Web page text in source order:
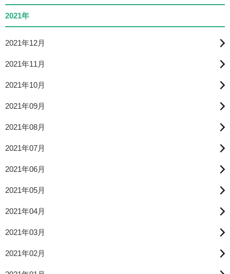
2021年
2021年12月
2021年11月
2021年10月
2021年09月
2021年08月
2021年07月
2021年06月
2021年05月
2021年04月
2021年03月
2021年02月